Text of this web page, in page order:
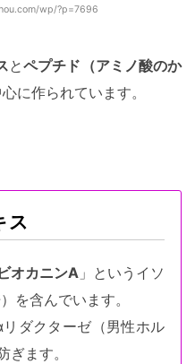
wp/?p=7696
とペプチド（アミノ酸のか
に作られています。
ス
ビオカニンA 」というイソ
を含んでいます。
リダクターゼ（男性ホル
ぎます。